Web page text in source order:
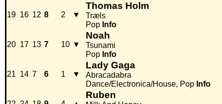
19 16 12 8 2 ▼
Thomas Holm
Træls
Pop Info
20 17 13 7 10 ▼
Noah
Tsunami
Pop Info
21 14 7 6 1 ▼
Lady Gaga
Abracadabra
Dance/Electronica/House, Pop Info
Ruben